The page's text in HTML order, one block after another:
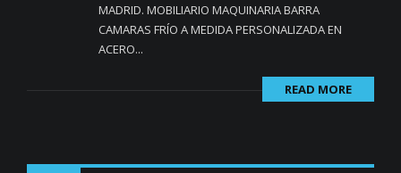
MADRID. MOBILIARIO MAQUINARIA BARRA
CAMARAS FRÍO A MEDIDA PERSONALIZADA EN
ACERO...
READ MORE